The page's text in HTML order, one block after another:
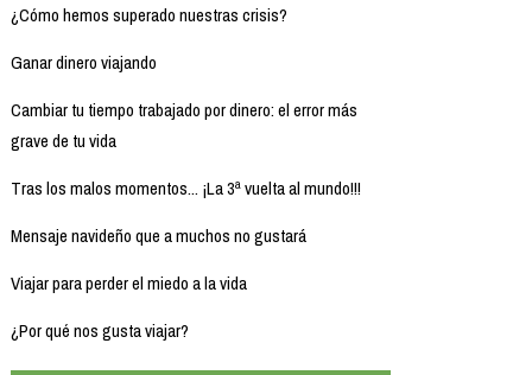
¿Cómo hemos superado nuestras crisis?
Ganar dinero viajando
Cambiar tu tiempo trabajado por dinero: el error más
grave de tu vida
Tras los malos momentos... ¡La 3ª vuelta al mundo!!!
Mensaje navideño que a muchos no gustará
Viajar para perder el miedo a la vida
¿Por qué nos gusta viajar?